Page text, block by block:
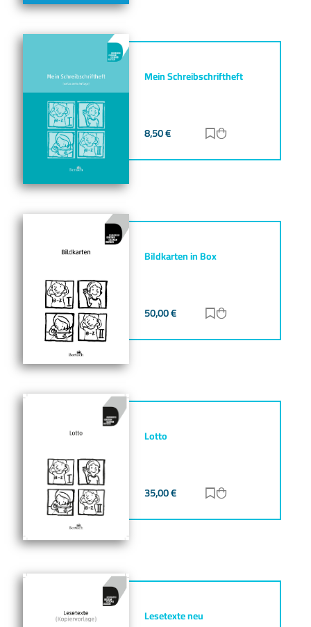
Mein Schreibschriftheft
8,50€ Zur Merkliste
Bildkarten in Box
50,00€ Zur Merkliste
Lotto
35,00€ Zur Merkliste
Lesetexte neu